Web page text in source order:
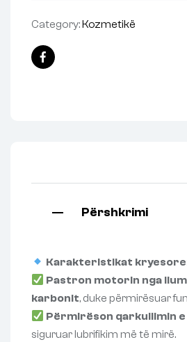
Category: Kozmetikë
Facebook
Përshkrimi
Karakteristikat
Pastron motorin nga
karbonit, duke përmirësuar
Përmirëson qarkullimin
siguruar lubrifikim më të mirë.